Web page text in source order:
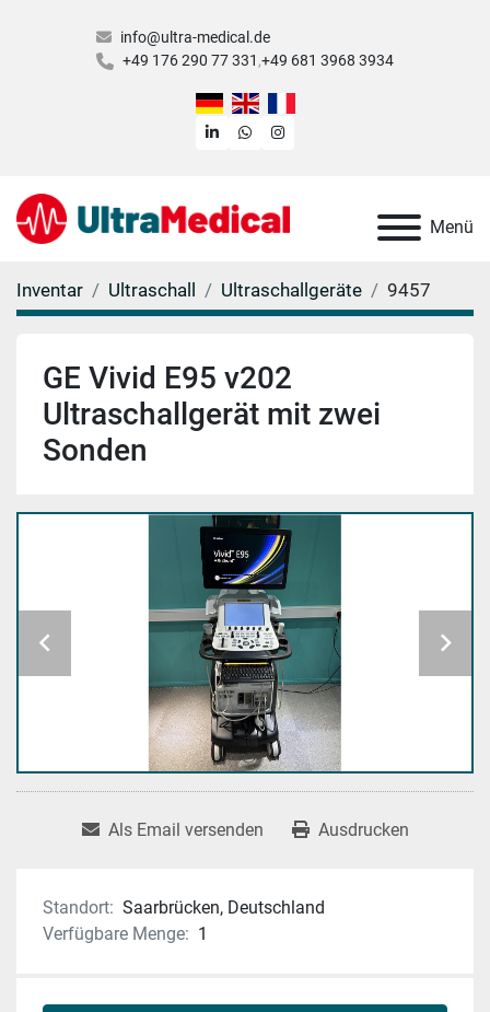
info@ultra-medical.de
+49 176 290 77 331 +49 681 3968 3934
linkedinwhatsappinstagram
Menü
Inventar Ultraschall Ultraschallgeräte 9457
GE Vivid E95 v202
Ultraschallgerät mit zwei
Sonden
Als Email versenden Ausdrucken
Standort: Saarbrücken, Deutschland
Verfügbare Menge: 1